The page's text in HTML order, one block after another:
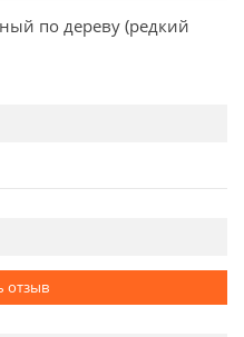
по дереву (редкий
отзыв